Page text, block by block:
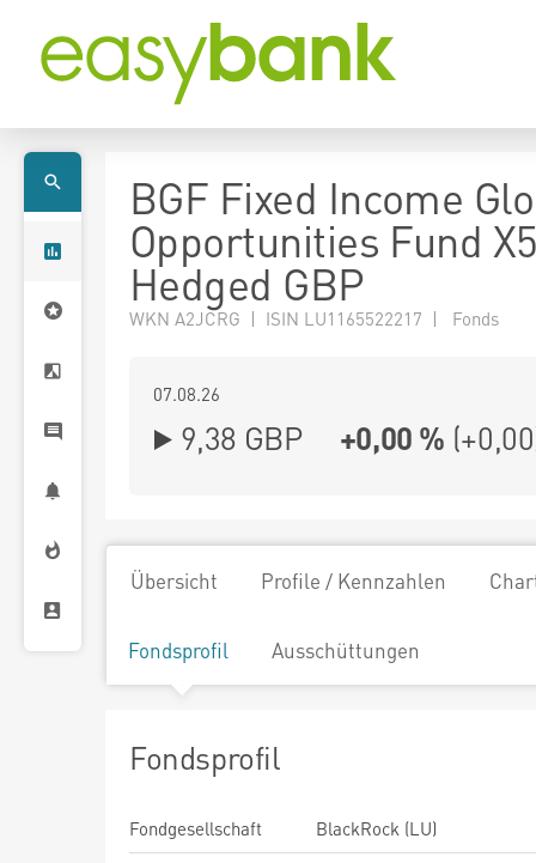
BGF Fixed Income
Opportunities Fund
Hedged GBP
WKN A2JCRG | ISIN LU1165522217 | Fonds
07.08.26
9,38 GBP +0,00 % (+0,00
Übersicht Profile / Kennzahlen
Fondsprofil Ausschüttungen
Fondsprofil
Fondgesellschaft
BlackRock (LU)